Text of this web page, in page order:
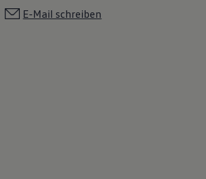
E-Mail schreiben